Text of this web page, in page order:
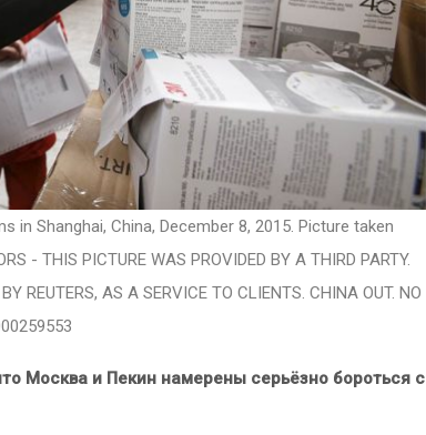
Shanghai, China, December 8, 2015. Picture taken
- THIS PICTURE WAS PROVIDED BY A THIRD PARTY.
REUTERS, AS A SERVICE TO CLIENTS. CHINA OUT. NO
Москва и Пекин намерены серьёзно бороться с